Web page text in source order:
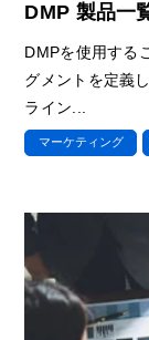
DMP 製品一
DMPを使用する
グメントを定義
ライン...
マーケティング